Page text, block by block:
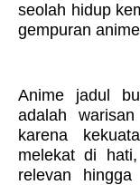
seolah hidup
gempuran
Anime jadul
adalah
karena
melekat di
relevan